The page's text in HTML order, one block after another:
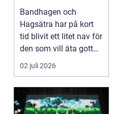
Bandhagen och
Hagsätra har på kort
tid blivit ett litet nav för
den som vill äta gott
utan att åka i...
02 juli 2026